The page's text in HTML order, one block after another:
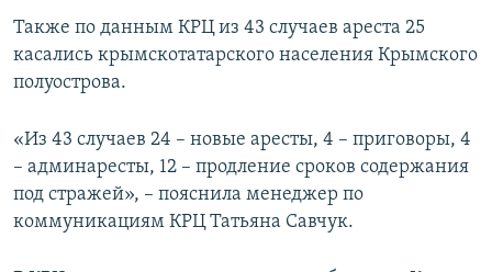
Также по данным КРЦ из 43 случаев ареста 25
касались крымскотатарского населения Крымского
полуострова.
«Из 43 случаев 24 – новые аресты, 4 – приговоры, 4
– админаресты, 12 – продление сроков содержания
под стражей», – пояснила менеджер по
коммуникациям КРЦ Татьяна Савчук.